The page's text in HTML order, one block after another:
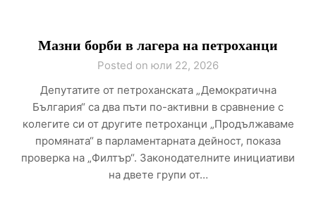
Мазни борби в лагера на петроханци
Posted on юли 22, 2026
Депутатите от петроханската „Демократична
България“ са два пъти по-активни в сравнение с
колегите си от другите петроханци „Продължаваме
промяната“ в парламентарната дейност, показа
проверка на „Филтър“. Законодателните инициативи
на двете групи от…